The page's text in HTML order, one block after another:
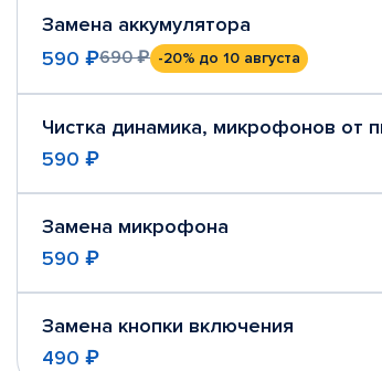
Замена аккумулятора
590 ₽690 ₽ -20% до 10 августа
Чистка динамика, микрофонов от
590 ₽
Замена микрофона
590 ₽
Замена кнопки включения
490 ₽